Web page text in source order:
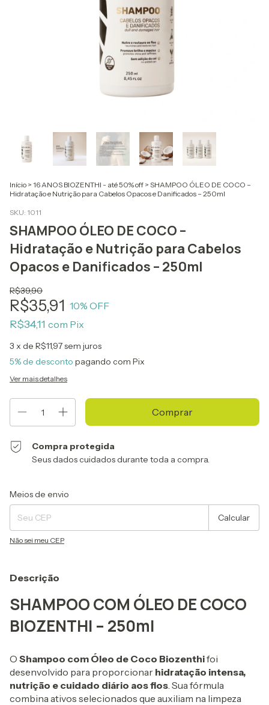
Início > 16 ANOS BIOZENTHI - até 50% off > SHAMPOO ÓLEO DE COCO –
Hidratação e Nutrição para Cabelos Opacos e Danificados – 250ml
SKU: 1011
SHAMPOO ÓLEO DE COCO –
Hidratação e Nutrição para Cabelos
Opacos e Danificados – 250ml
R$39,90
R$35,91 10% OFF
R$34,11 com Pix
3 x de R$11,97sem juros
5% de desconto pagando com Pix
Ver mais detalhes
Compra protegida
Seus dados cuidados durante toda a compra.
Entregas para o CEP:
Meios de envio
Calcular
Não sei meu CEP
Descrição
SHAMPOO COM ÓLEO DE COCO
BIOZENTHI – 250ml
O Shampoo com Óleo de Coco Biozenthifoi
desenvolvido para proporcionar hidratação intensa,
nutrição e cuidado diário aos fios. Sua fórmula
combina ativos selecionados que auxiliam na limpeza